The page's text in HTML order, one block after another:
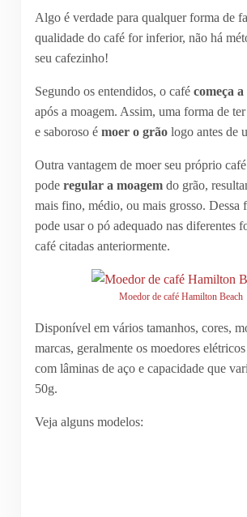
Algo é verdade para qualquer forma de
qualidade do café for inferior, não há
seu cafezinho!
Segundo os entendidos, o café começa
após a moagem. Assim, uma forma de
e saboroso é moer o grão logo antes de
Outra vantagem de moer seu próprio
pode regular a moagemdo grão,
mais fino, médio, ou mais grosso. Dessa
pode usar o pó adequado nas diferentes
café citadas anteriormente.
Moedor de café Hamilton Beach
Disponível em vários tamanhos, cores,
marcas, geralmente os moedores
com lâminas de aço e capacidade que
50g.
Veja alguns modelos: